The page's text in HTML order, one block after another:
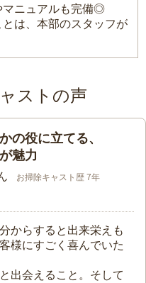
マニュアルも完備◎
は、本部のスタッフが
ストの声
の役に立てる、
魅力
お掃除キャスト歴 7年
からすると出来栄えも
様にすごく喜んでいた
出会えること。そして